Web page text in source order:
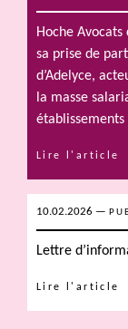
Hoche
sa prise de
d’Adelyce,
la masse
Lire l'article
10.02.2026 —
Lettre
Lire l'article